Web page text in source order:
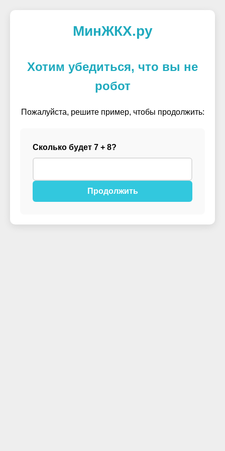
МинЖКХ.ру
Хотим убедиться, что вы не
робот
Пожалуйста, решите пример, чтобы продолжить:
Сколько будет 7 + 8?
Продолжить